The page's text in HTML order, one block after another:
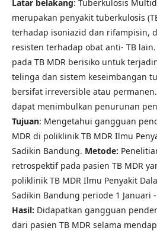
Latar belakang: Tuberkulosis
merupakan penyakit tuberkulosis
terhadap isoniazid dan rifampisin,
resisten terhadap obat anti- TB
pada TB MDR berisiko untuk
telinga dan sistem keseimbangan
bersifat irreversible atau
dapat menimbulkan penurunan
Tujuan: Mengetahui gangguan
MDR di poliklinik TB MDR Ilmu
Sadikin Bandung. Metode:
retrospektif pada pasien TB MDR
poliklinik TB MDR Ilmu Penyakit
Sadikin Bandung periode 1 Januari
Hasil: Didapatkan gangguan
dari pasien TB MDR selama